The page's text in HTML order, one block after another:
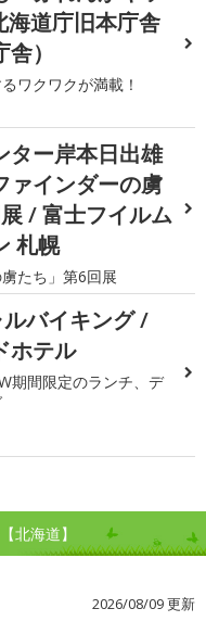
海道庁旧本庁舎
）
ワクワクが満載！
ター岸本日出雄
ァインダーの虜
/ 富士フイルム
札幌
虜たち」第6回展
バイキング /
ホテル
期間限定のランチ、デ
北海道】
2026/08/09 更新